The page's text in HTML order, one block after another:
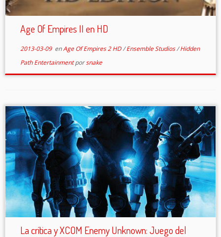
Age Of Empires II en HD
2013-03-09enAge Of Empires 2 HD/Ensemble Studios/Hidden
Path Entertainmentporsnake
La crítica y XCOM Enemy Unknown: Juego del